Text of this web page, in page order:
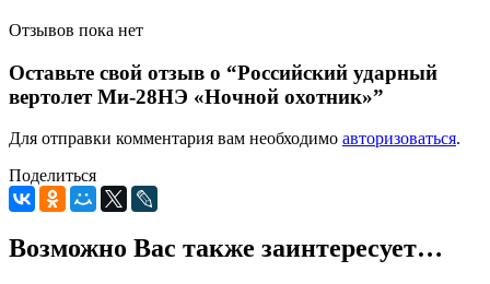
Отзывов пока нет
Оставьте свой отзыв о “Российский ударный
вертолет Ми-28НЭ «Ночной охотник»”
Для отправки комментария вам необходимо авторизоваться.
Поделиться
Возможно Вас также заинтересует…